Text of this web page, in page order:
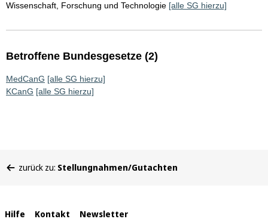
Wissenschaft, Forschung und Technologie [alle SG hierzu]
Betroffene Bundesgesetze (2)
MedCanG [alle SG hierzu]
KCanG [alle SG hierzu]
befinden
zurück zu: Stellungnahmen/Gutachten
Interne
Hilfe Kontakt Newsletter